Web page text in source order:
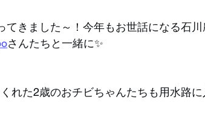
てきました～！今年もお世話になる石
さんたちと一緒に✨️
れた2歳のおチビちゃんたちも用水路